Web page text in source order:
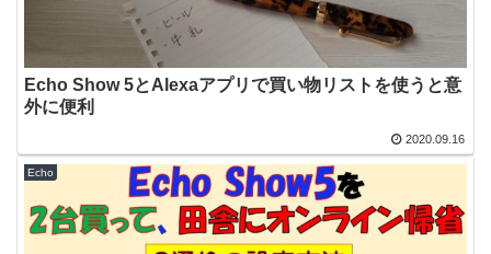
Echo Show 5とAlexaアプリで買い物リストを使うと意
外に便利
2020.09.16
Echo